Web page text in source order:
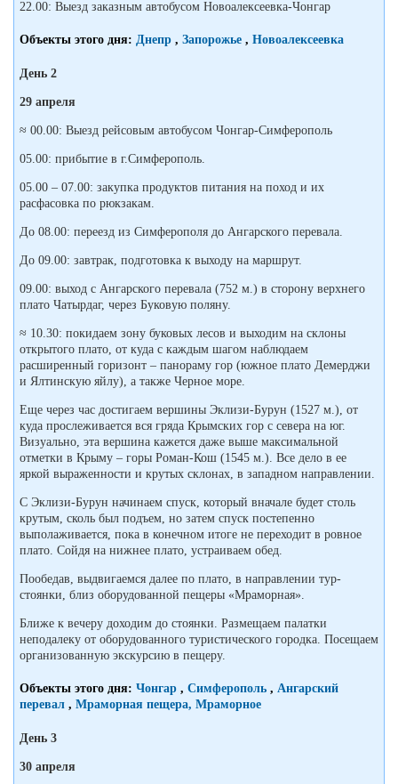
22.00: Выезд заказным автобусом Новоалексеевка-Чонгар
Объекты этого дня: Днепр , Запорожье , Новоалексеевка
День 2
29 апреля
≈ 00.00: Выезд рейсовым автобусом Чонгар-Симферополь
05.00: прибытие в г.Симферополь.
05.00 – 07.00: закупка продуктов питания на поход и их
расфасовка по рюкзакам.
До 08.00: переезд из Симферополя до Ангарского перевала.
До 09.00: завтрак, подготовка к выходу на маршрут.
09.00: выход с Ангарского перевала (752 м.) в сторону верхнего
плато Чатырдаг, через Буковую поляну.
≈ 10.30: покидаем зону буковых лесов и выходим на склоны
открытого плато, от куда с каждым шагом наблюдаем
расширенный горизонт – панораму гор (южное плато Демерджи
и Ялтинскую яйлу), а также Черное море.
Еще через час достигаем вершины Эклизи-Бурун (1527 м.), от
куда прослеживается вся гряда Крымских гор с севера на юг.
Визуально, эта вершина кажется даже выше максимальной
отметки в Крыму – горы Роман-Кош (1545 м.). Все дело в ее
яркой выраженности и крутых склонах, в западном направлении.
С Эклизи-Бурун начинаем спуск, который вначале будет столь
крутым, сколь был подъем, но затем спуск постепенно
выполаживается, пока в конечном итоге не переходит в ровное
плато. Сойдя на нижнее плато, устраиваем обед.
Пообедав, выдвигаемся далее по плато, в направлении тур-
стоянки, близ оборудованной пещеры «Мраморная».
Ближе к вечеру доходим до стоянки. Размещаем палатки
неподалеку от оборудованного туристического городка. Посещаем
организованную экскурсию в пещеру.
Объекты этого дня: Чонгар , Симферополь , Ангарский
перевал , Мраморная пещера, Мраморное
День 3
30 апреля